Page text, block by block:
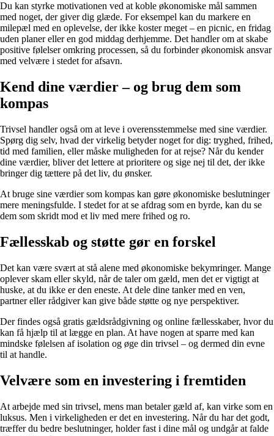
Du kan styrke motivationen ved at koble økonomiske mål sammen
med noget, der giver dig glæde. For eksempel kan du markere en
milepæl med en oplevelse, der ikke koster meget – en picnic, en fridag
uden planer eller en god middag derhjemme. Det handler om at skabe
positive følelser omkring processen, så du forbinder økonomisk ansvar
med velvære i stedet for afsavn.
Kend dine værdier – og brug dem som
kompas
Trivsel handler også om at leve i overensstemmelse med sine værdier.
Spørg dig selv, hvad der virkelig betyder noget for dig: tryghed, frihed,
tid med familien, eller måske muligheden for at rejse? Når du kender
dine værdier, bliver det lettere at prioritere og sige nej til det, der ikke
bringer dig tættere på det liv, du ønsker.
At bruge sine værdier som kompas kan gøre økonomiske beslutninger
mere meningsfulde. I stedet for at se afdrag som en byrde, kan du se
dem som skridt mod et liv med mere frihed og ro.
Fællesskab og støtte gør en forskel
Det kan være svært at stå alene med økonomiske bekymringer. Mange
oplever skam eller skyld, når de taler om gæld, men det er vigtigt at
huske, at du ikke er den eneste. At dele dine tanker med en ven,
partner eller rådgiver kan give både støtte og nye perspektiver.
Der findes også gratis gældsrådgivning og online fællesskaber, hvor du
kan få hjælp til at lægge en plan. At have nogen at sparre med kan
mindske følelsen af isolation og øge din trivsel – og dermed din evne
til at handle.
Velvære som en investering i fremtiden
At arbejde med sin trivsel, mens man betaler gæld af, kan virke som en
luksus. Men i virkeligheden er det en investering. Når du har det godt,
træffer du bedre beslutninger, holder fast i dine mål og undgår at falde